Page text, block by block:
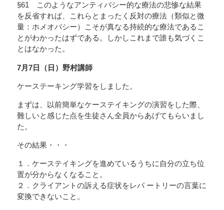
§61 このようなアンティパシー的な療法の悲惨な結果
を反省すれば、これらとまったく反対の療法（類似と微
量：ホメオパシー）こそが真なる持続的な療法であるこ
とがわかったはずである。しかしこれまで誰も気づくこ
とはなかった。
7月7日（日）野村講師
ケーステーキング学習をしました。
まずは、以前簡単なケーステイキングの演習をした際、
難しいと感じた点を生徒さん全員からあげてもらいまし
た。
その結果・・・
１．ケーステイキングを進めているうちに自分の立ち位
置が分からなくなること。
２．クライアントの訴える症状をレパ ートリーの言葉に
変換できないこと。